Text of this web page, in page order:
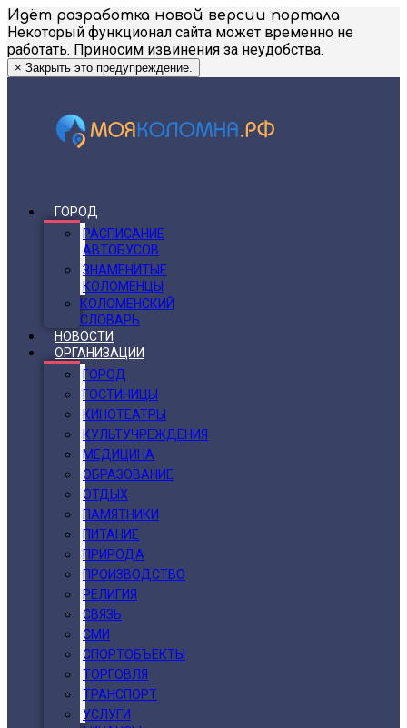
Идёт разработка новой версии портала
Некоторый функционал сайта может временно не
работать. Приносим извинения за неудобства.
× Закрыть это предупреждение.
ГОРОД
РАСПИСАНИЕ
АВТОБУСОВ
ЗНАМЕНИТЫЕ
КОЛОМЕНЦЫ
КОЛОМЕНСКИЙ
СЛОВАРЬ
НОВОСТИ
ОРГАНИЗАЦИИ
ГОРОД
ГОСТИНИЦЫ
КИНОТЕАТРЫ
КУЛЬТУЧРЕЖДЕНИЯ
МЕДИЦИНА
ОБРАЗОВАНИЕ
ОТДЫХ
ПАМЯТНИКИ
ПИТАНИЕ
ПРИРОДА
ПРОИЗВОДСТВО
РЕЛИГИЯ
СВЯЗЬ
СМИ
СПОРТОБЪЕКТЫ
ТОРГОВЛЯ
ТРАНСПОРТ
УСЛУГИ